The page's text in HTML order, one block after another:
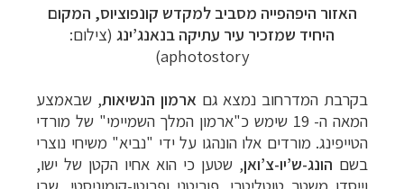
האזור היפהפייה מסביב למקדש קונפוציוס, המקום
היחיד שמזכיר עיר עתיקה בנאנג’ינג (צילום:
aphotostory)
בקרבת המדרחוב נמצא גם ארמון הנשיאות, שבאמצע
המאה ה- 19 שימש כ"ארמון המלך השמיימי" של מורדי
הטייפינג. מורדים אלו הונהגו על ידי "נביא" משיחי נוצרי
בשם הונג-ש’יו-צ’ואן, שטען כי הוא אחיו הקטן של ישו,